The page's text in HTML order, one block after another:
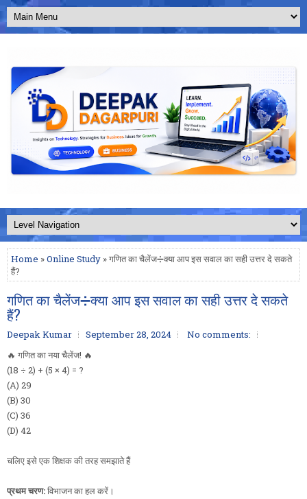
Home »Online Study » गणित का चैलेंज➗क्या आप इस सवाल का सही उत्तर दे सकते
हैं?
गणित का चैलेंज➗क्या आप इस सवाल का सही उत्तर दे सकते
हैं?
Deepak Kumar September 28, 2024
No comments:
🔥 गणित का नया चैलेंज! 🔥
(18 ÷ 2) + (5 × 4) = ?
(A) 29
(B) 30
(C) 36
(D) 42
चलिए इसे एक शिक्षक की तरह समझाते हैं
प्रथम चरण:विभाजन का हल करें।